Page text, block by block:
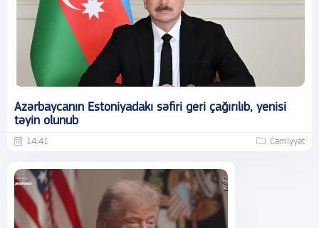
Azərbaycanın Estoniyadakı səfiri geri çağırılıb, yenisi
təyin olunub
14:41 Cəmiyyət